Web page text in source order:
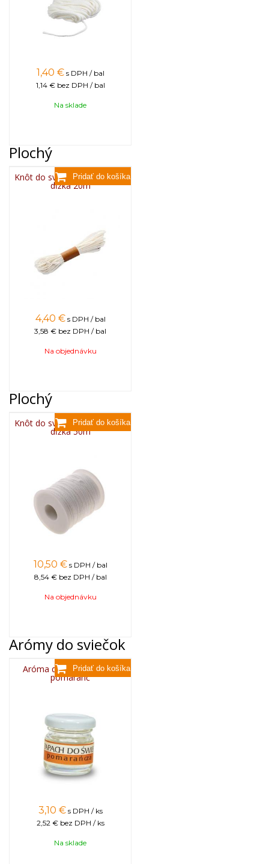
1,40 € s DPH / bal
1,14 € bez DPH / bal
Na sklade
Plochý
Knôt do sviečky plochý 3x13,
dĺžka 20m
4,40 € s DPH / bal
3,58 € bez DPH / bal
Na objednávku
Plochý
Knôt do sviečky plochý 3x13,
dĺžka 50m
10,50 € s DPH / bal
8,54 € bez DPH / bal
Na objednávku
Arómy do sviečok
Aróma do sviečok, 25g -
pomaranč
3,10 € s DPH / ks
2,52 € bez DPH / ks
Na sklade